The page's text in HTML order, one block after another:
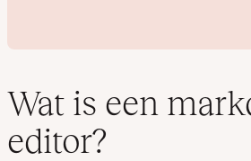
Wat is een
editor?